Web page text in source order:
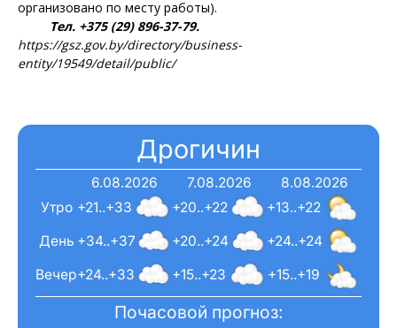
организовано по месту работы).
Тел. +375 (29) 896-37-79.
https://gsz.gov.by/directory/business-
entity/19549/detail/public/
Дрогичин
6.08.2026
+21..+33
+34..+37
+24..+33
7.08.2026
+20..+22
+20..+24
+15..+23
8.08.2026
+13..+22
+24..+24
+15..+19
Вечер
День
Утро
Почасовой прогноз: